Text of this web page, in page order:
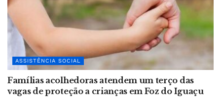
ASSISTÊNCIA SOCIAL
Famílias acolhedoras atendem um terço das
vagas de proteção a crianças em Foz do Iguaçu